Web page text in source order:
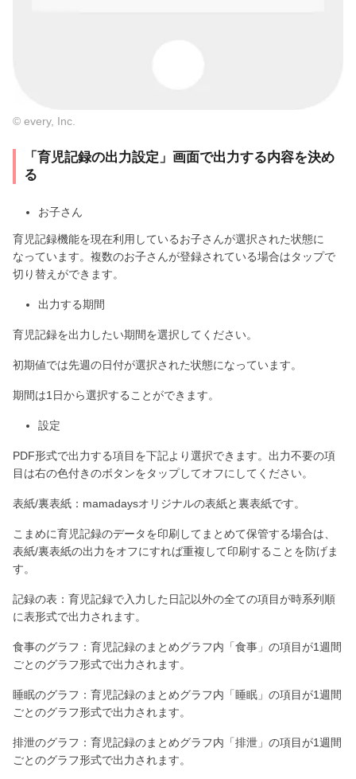
© every, Inc.
「育児記録の出力設定」画面で出力する内容を決め
る
お子さん
育児記録機能を現在利用しているお子さんが選択された状態に
なっています。複数のお子さんが登録されている場合はタップで
切り替えができます。
出力する期間
育児記録を出力したい期間を選択してください。
初期値では先週の日付が選択された状態になっています。
期間は1日から選択することができます。
設定
PDF形式で出力する項目を下記より選択できます。出力不要の項
目は右の色付きのボタンをタップしてオフにしてください。
表紙/裏表紙：mamadaysオリジナルの表紙と裏表紙です。
こまめに育児記録のデータを印刷してまとめて保管する場合は、
表紙/裏表紙の出力をオフにすれば重複して印刷することを防げま
す。
記録の表：育児記録で入力した日記以外の全ての項目が時系列順
に表形式で出力されます。
食事のグラフ：育児記録のまとめグラフ内「食事」の項目が1週間
ごとのグラフ形式で出力されます。
睡眠のグラフ：育児記録のまとめグラフ内「睡眠」の項目が1週間
ごとのグラフ形式で出力されます。
排泄のグラフ：育児記録のまとめグラフ内「排泄」の項目が1週間
ごとのグラフ形式で出力されます。